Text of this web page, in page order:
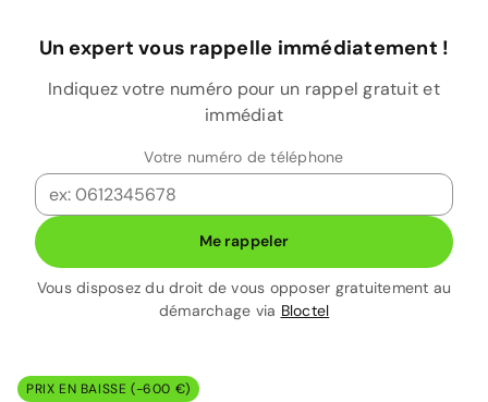
Un expert vous rappelle immédiatement !
Indiquez votre numéro pour un rappel gratuit et
immédiat
Votre numéro de téléphone
Me rappeler
Vous disposez du droit de vous opposer gratuitement au
démarchage via Bloctel
PRIX EN BAISSE (-600 €)